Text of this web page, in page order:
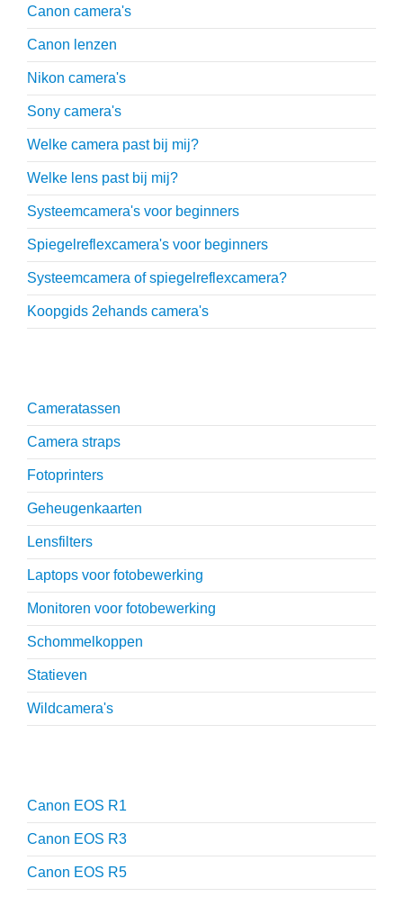
Canon camera's
Canon lenzen
Nikon camera's
Sony camera's
Welke camera past bij mij?
Welke lens past bij mij?
Systeemcamera's voor beginners
Spiegelreflexcamera's voor beginners
Systeemcamera of spiegelreflexcamera?
Koopgids 2ehands camera's
Cameratassen
Camera straps
Fotoprinters
Geheugenkaarten
Lensfilters
Laptops voor fotobewerking
Monitoren voor fotobewerking
Schommelkoppen
Statieven
Wildcamera's
Canon EOS R1
Canon EOS R3
Canon EOS R5